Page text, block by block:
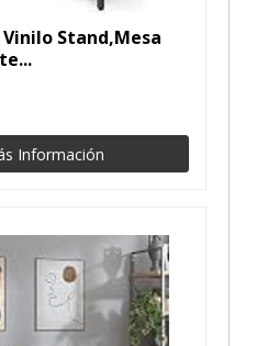
Stand,Mesa
Información